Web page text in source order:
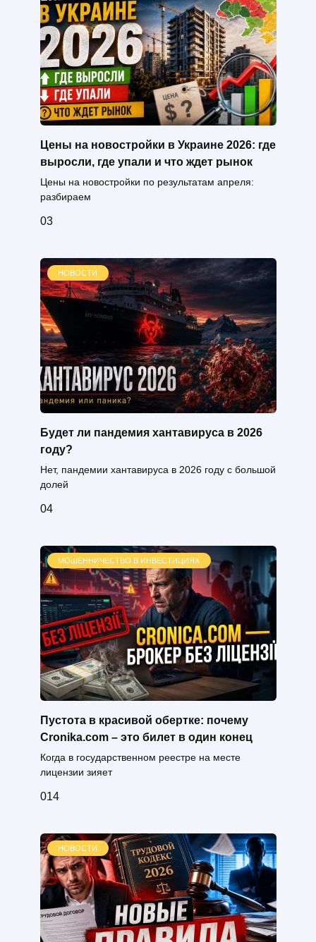
Цены на новостройки в Украине 2026: где
выросли, где упали и что ждет рынок
Цены на новостройки по результатам апреля:
разбираем
03
НОВОСТИ
Будет ли пандемия хантавируса в 2026
году?
Нет, пандемии хантавируса в 2026 году с большой
долей
04
МОШЕННИЧЕСТВО В ИНВЕСТИЦИЯХ
Пустота в красивой обертке: почему
Cronika.com – это билет в один конец
Когда в государственном реестре на месте
лицензии зияет
014
НОВОСТИ